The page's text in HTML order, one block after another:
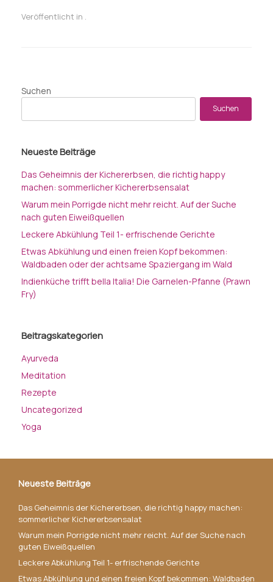
Veröffentlicht in .
Suchen
Suchen
Neueste Beiträge
Das Geheimnis der Kichererbsen, die richtig happy
machen: sommerlicher Kichererbsensalat
Warum mein Porrigde nicht mehr reicht. Auf der Suche
nach guten Eiweißquellen
Leckere Abkühlung Teil 1- erfrischende Gerichte
Etwas Abkühlung und einen freien Kopf bekommen:
Waldbaden oder der achtsame Spaziergang im Wald
Indienküche trifft bella Italia! Die Garnelen-Pfanne (Prawn
Fry)
Beitragskategorien
Ayurveda
Meditation
Rezepte
Uncategorized
Yoga
Neueste Beiträge
Das Geheimnis der Kichererbsen, die richtig happy machen:
sommerlicher Kichererbsensalat
Warum mein Porrigde nicht mehr reicht. Auf der Suche nach
guten Eiweißquellen
Leckere Abkühlung Teil 1- erfrischende Gerichte
Etwas Abkühlung und einen freien Kopf bekommen: Waldbaden